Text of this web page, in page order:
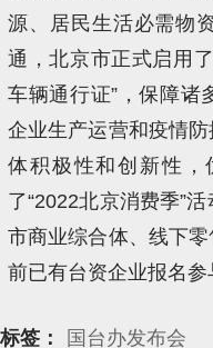
源、居民生活必需物
通，北京市正式启用
车辆通行证”，保障诸
企业生产运营和疫情
体积极性和创新性，
了“2022北京消费季”
市商业综合体、线下
前已有台资企业报名参
标签： 国台办发布会